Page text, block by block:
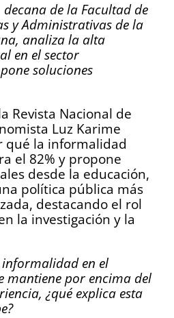
de la Facultad de
y Administrativas de la
analiza la alta
en el sector
soluciones
Revista Nacional de
Luz Karime
qué la informalidad
el 82% y propone
desde la educación,
política pública más
destacando el rol
la investigación y la
informalidad en el
mantiene por encima del
¿qué explica esta